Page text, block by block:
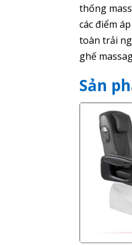
thống
các điểm
toàn trải
ghế
Sản
Giảm